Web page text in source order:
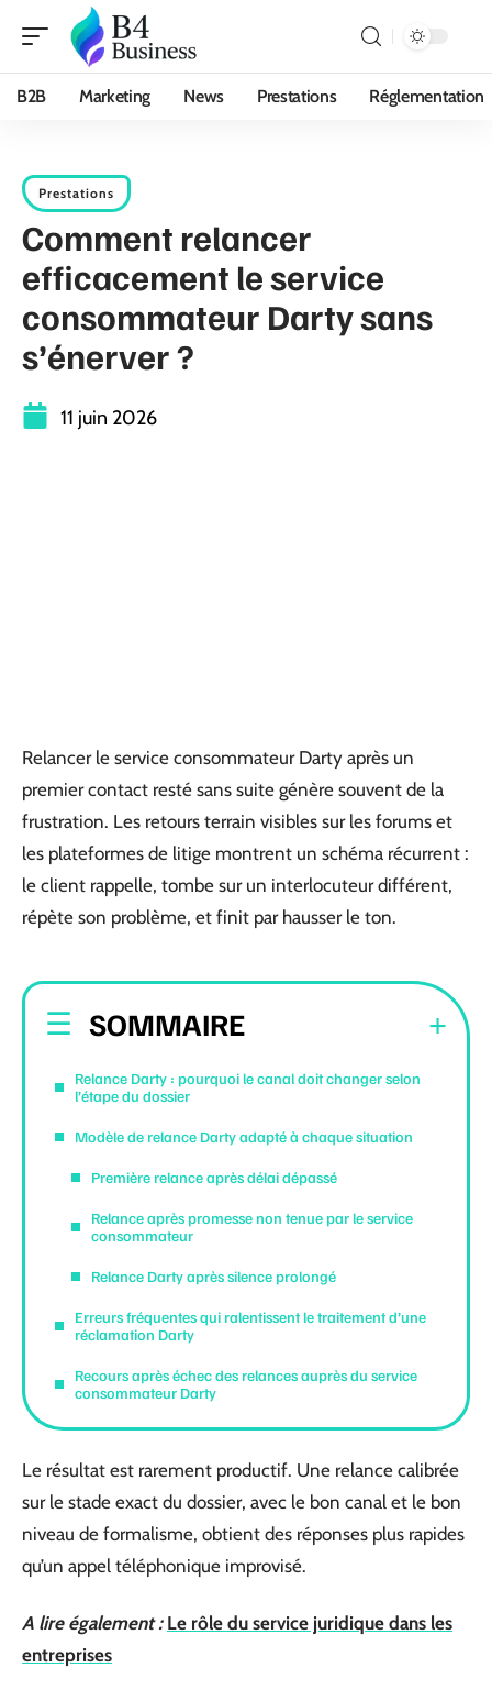
B2B Marketing News Prestations Réglementation
Prestations
Comment relancer
efficacement le service
consommateur Darty sans
s’énerver ?
11 juin 2026
Relancer le service consommateur Darty après un
premier contact resté sans suite génère souvent de la
frustration. Les retours terrain visibles sur les forums et
les plateformes de litige montrent un schéma récurrent :
le client rappelle, tombe sur un interlocuteur différent,
répète son problème, et finit par hausser le ton.
SOMMAIRE
Relance Darty : pourquoi le canal doit changer selon
l’étape du dossier
Modèle de relance Darty adapté à chaque situation
Première relance après délai dépassé
Relance après promesse non tenue par le service
consommateur
Relance Darty après silence prolongé
Erreurs fréquentes qui ralentissent le traitement d’une
réclamation Darty
Recours après échec des relances auprès du service
consommateur Darty
Le résultat est rarement productif. Une relance calibrée
sur le stade exact du dossier, avec le bon canal et le bon
niveau de formalisme, obtient des réponses plus rapides
qu’un appel téléphonique improvisé.
A lire également : Le rôle du service juridique dans les
entreprises